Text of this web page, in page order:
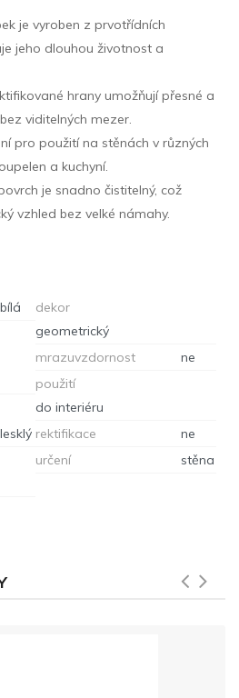
je vyroben z prvotřídních
jeho dlouhou životnost a
hrany umožňují přesné a
viditelných mezer.
pro použití na stěnách v různých
a kuchyní.
je snadno čistitelný, což
vzhled bez velké námahy.
bílá
dekor
geometrický
mrazuvzdornost
ne
použití
do interiéru
lesklý rektifikace
ne
určení stěna